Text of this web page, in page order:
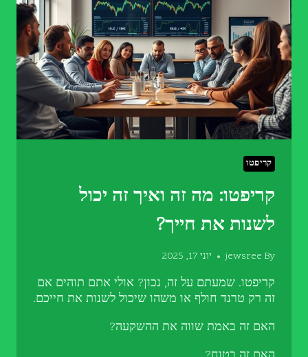
קריפטו
קריפטו: מה זה ואיך זה יכול
לשנות את חייך?
By
jewsree יוני 17, 2025
קריפטו. שמעתם על זה, נכון? אולי אתם תוהים אם
זה רק טרנד חולף או משהו שיכול לשנות את חייכם.
האם זה באמת שווה את ההשקעה?